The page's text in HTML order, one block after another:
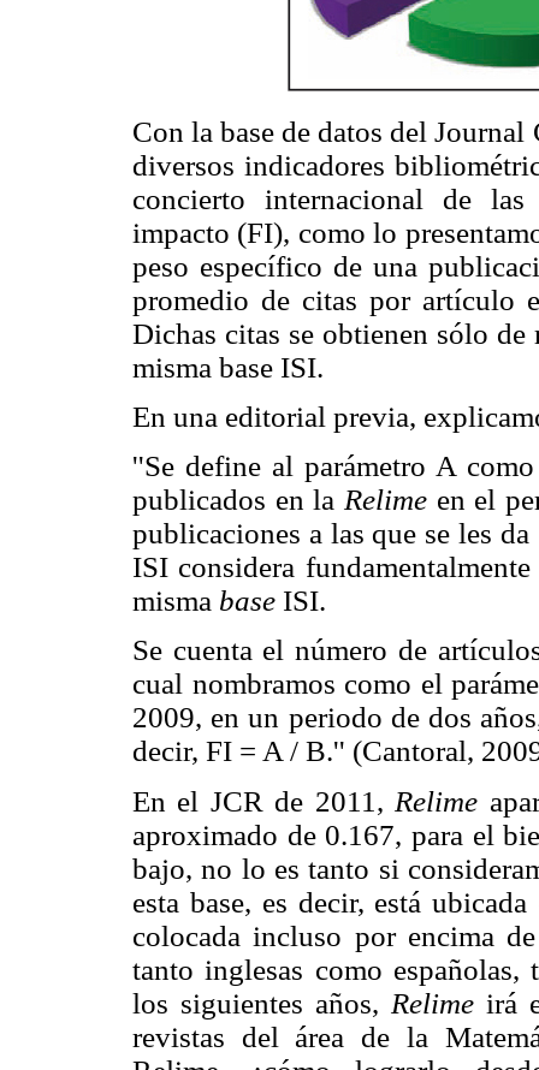
Con la base de datos del
diversos indicadores
concierto internacional de
impacto (FI), como lo
peso específico de una
promedio de citas por artículo
Dichas citas se obtienen sólo
misma base ISI.
En una editorial previa,
''Se define al parámetro A
publicados en la Relime en el
publicaciones a las que se les
ISI considera
misma base ISI.
Se cuenta el número de
cual nombramos como el
2009, en un periodo de dos
decir, FI = A / B.'' (Cantoral,
En el JCR de 2011, Relime
aproximado de 0.167, para el
bajo, no lo es tanto si
esta base, es decir, está
colocada incluso por encima
tanto inglesas como españolas,
los siguientes años, Relimeirá
revistas del área de la